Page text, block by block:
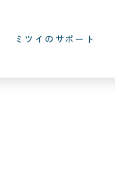
ミツイのサポート